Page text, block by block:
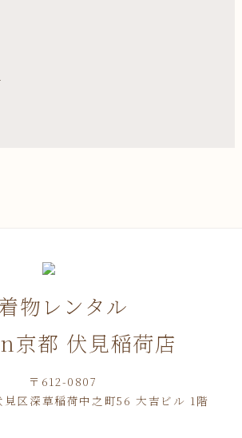
物レンタル
京都 伏見稲荷店
〒612-0807
見区深草稲荷中之町56 大吉ビル 1階